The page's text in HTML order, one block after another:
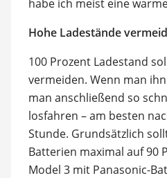
habe ich meist eine
Hohe Ladestände
100 Prozent Ladestand
vermeiden. Wenn man
man anschließend so
losfahren – am besten
Stunde. Grundsätzlich
Batterien maximal auf 90
Model 3 mit Panasonic-